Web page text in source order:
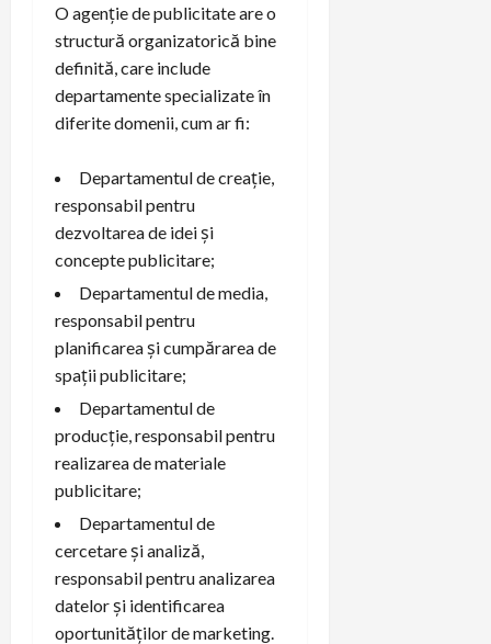
O agenție de publicitate are o
structură organizatorică bine
definită, care include
departamente specializate în
diferite domenii, cum ar fi:
Departamentul de creație,
responsabil pentru
dezvoltarea de idei și
concepte publicitare;
Departamentul de media,
responsabil pentru
planificarea și cumpărarea de
spații publicitare;
Departamentul de
producție, responsabil pentru
realizarea de materiale
publicitare;
Departamentul de
cercetare și analiză,
responsabil pentru analizarea
datelor și identificarea
oportunităților de marketing.